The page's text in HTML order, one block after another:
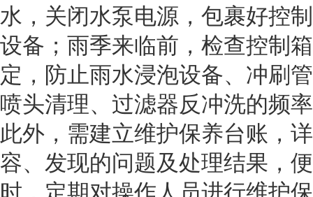
水，关闭水泵电源，包裹好控
设备；雨季来临前，检查控制
定，防止雨水浸泡设备、冲刷
喷头清理、过滤器反冲洗的频
此外，需建立维护保养台账，
容、发现的问题及处理结果，